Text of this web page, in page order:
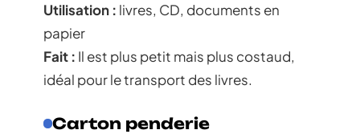
Utilisation : livres, CD, documents en
papier
Fait : Il est plus petit mais plus costaud,
idéal pour le transport des livres.
Carton penderie